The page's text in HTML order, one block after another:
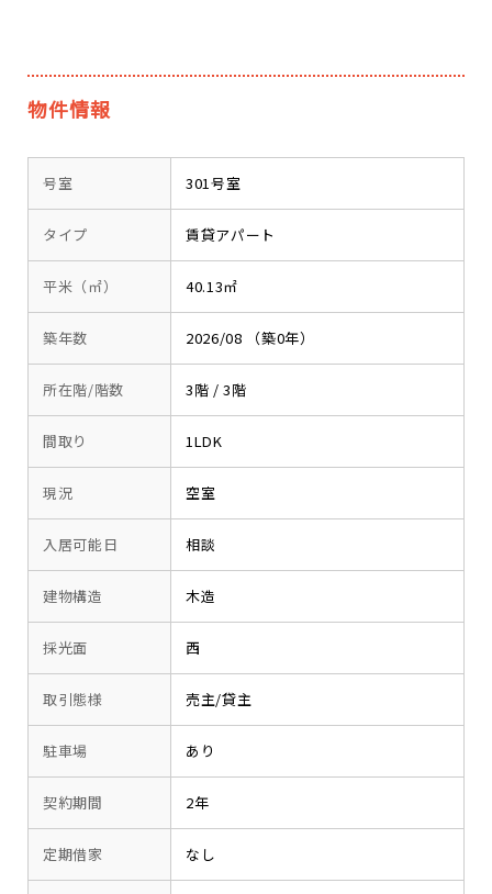
物件情報
号室 301号室
タイプ 賃貸アパート
平米（㎡） 40.13㎡
築年数 2026/08 （築0年）
所在階/階数 3階 / 3階
間取り 1LDK
現況 空室
入居可能日 相談
建物構造 木造
採光面 西
取引態様 売主/貸主
駐車場 あり
契約期間 2年
定期借家 なし